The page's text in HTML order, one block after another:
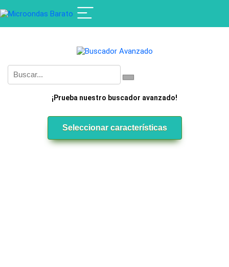
¡Prueba nuestro buscador avanzado!
Seleccionar características